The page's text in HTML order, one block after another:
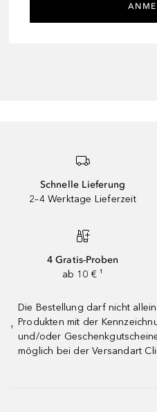
Schnelle Lieferung
2–4 Werktage Lieferzeit
4 Gratis-Proben
ab 10 € ¹
¹
Die Bestellung darf nicht
Produkten mit der
und/oder
möglich bei der Versandart